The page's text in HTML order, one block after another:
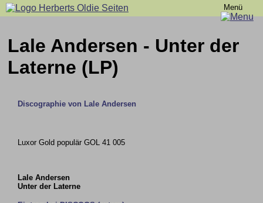
Menü
Lale Andersen - Unter der
Laterne (LP)
Discographie von Lale Andersen
Luxor Gold populär GOL 41 005
Lale Andersen
Unter der Laterne